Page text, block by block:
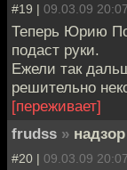
#19 | 09.03.09 20:07
Теперь Юрию
подаст руки.
Ежели так
решительно
[переживает]
frudss » надзор
#20 | 09.03.09 20:07